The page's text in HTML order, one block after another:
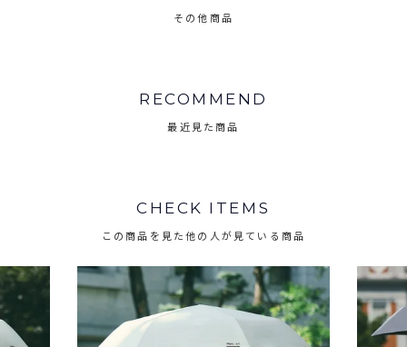
その他商品
RECOMMEND
最近見た商品
CHECK ITEMS
この商品を見た他の人が見ている商品